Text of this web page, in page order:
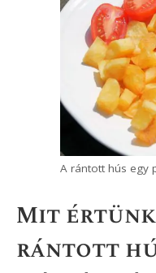
egyszer
Közben jót
lapáttal az
locsolgatod.
A húst
segítségével
szúrj bele
és a bundában
Jól
és szedd ki
nem